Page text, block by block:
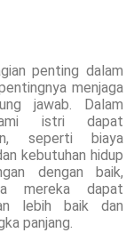
penting dalam
menjaga
jawab. Dalam
istri dapat
seperti biaya
kebutuhan hidup
dengan baik,
mereka dapat
lebih baik dan
panjang.